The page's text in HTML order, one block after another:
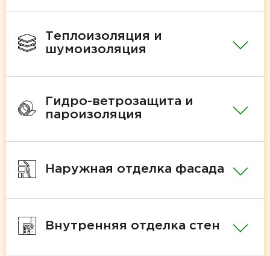
Теплоизоляция и
шумоизоляция
Гидро-ветрозащита и
пароизоляция
Наружная отделка фасада
Внутренняя отделка стен